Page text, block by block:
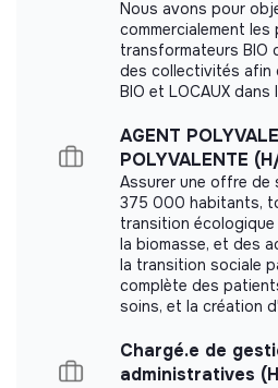
More information
Website
employees
Impact study
Médecins sans Frontières
communicate its impact
Nous avons pour
commercialement
transformateurs BIO
des collectivités afin
BIO et LOCAUX dans
AGENT
POLYVALENTE
Assurer une offre de
375 000 habitants,
transition écologique
la biomasse, et des
la transition sociale
complète des
soins, et la création
Chargé.e de
administratives